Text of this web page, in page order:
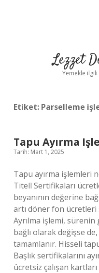
Lezzet
Yemekle
Etiket: Parselleme
Tapu Ayırma
Tarih: Mart 1, 2025
Tapu ayırma işlemleri
Titell Sertifikaları
beyanının değerine
artı döner fon
Ayrılma işlemi,
bağlı olarak değişse
tamamlanır. Hisseli
Başlık sertifikalarını
ücretsiz çalışan